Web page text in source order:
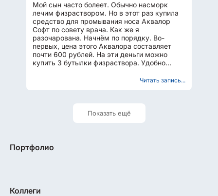
Мой сын часто болеет. Обычно насморк
лечим физраствором. Но в этот раз купила
средство для промывания носа Аквалор
Софт по совету врача. Как же я
разочарована. Начнём по порядку. Во-
первых, цена этого Аквалора составляет
почти 600 рублей. На эти деньги можно
купить 3 бутылки физраствора. Удобно
Читать запись...
Показать ещё
Портфолио
Коллеги